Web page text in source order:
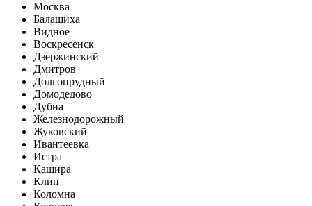
Москва
Балашиха
Видное
Воскресенск
Дзержинский
Дмитров
Долгопрудный
Домодедово
Дубна
Железнодорожный
Жуковский
Ивантеевка
Истра
Кашира
Клин
Коломна